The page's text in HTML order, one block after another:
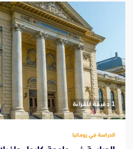
‫1 دقيقة للقراءة
الدراسة في رومانيا